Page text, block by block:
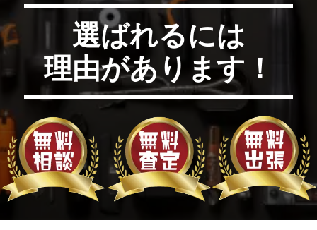
選ばれるには
理由があります！